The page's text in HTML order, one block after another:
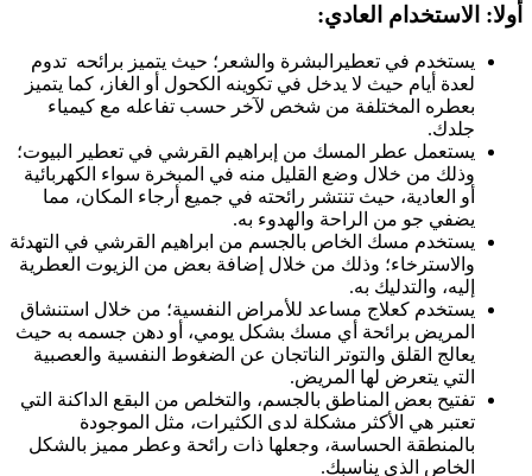
أولا: الاستخدام العادي:
يستخدم في تعطيرالبشرة والشعر؛ حيث يتميز برائحه تدوم
لعدة أيام حيث لا يدخل في تكوينه الكحول أو الغاز، كما يتميز
بعطره المختلفة من شخص لآخر حسب تفاعله مع كيمياء
جلدك.
يستعمل عطر المسك من إبراهيم القرشي في تعطير البيوت؛
وذلك من خلال وضع القليل منه في المبخرة سواء الكهربائية
أو العادية، حيث تنتشر رائحته في جميع أرجاء المكان، مما
يضفي جو من الراحة والهدوء به.
يستخدم مسك الخاص بالجسم من ابراهيم القرشي في التهدئة
والاسترخاء؛ وذلك من خلال إضافة بعض من الزيوت العطرية
إليه، والتدليك به.
يستخدم كعلاج مساعد للأمراض النفسية؛ من خلال استنشاق
المريض برائحة أي مسك بشكل يومي، أو دهن جسمه به حيث
يعالج القلق والتوتر الناتجان عن الضغوط النفسية والعصبية
التي يتعرض لها المريض.
تفتيح بعض المناطق بالجسم، والتخلص من البقع الداكنة التي
تعتبر هي الأكثر مشكلة لدى الكثيرات، مثل الموجودة
بالمنطقة الحساسة، وجعلها ذات رائحة وعطر مميز بالشكل
الخاص الذي يناسبك.